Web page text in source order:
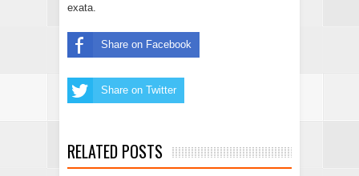
exata.
Share on Facebook
Share on Twitter
RELATED POSTS